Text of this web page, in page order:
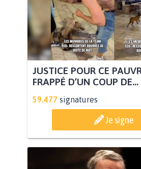
JUSTICE POUR CE
FRAPPÉ D’UN COUP DE...
59.477 signatures
Je signe